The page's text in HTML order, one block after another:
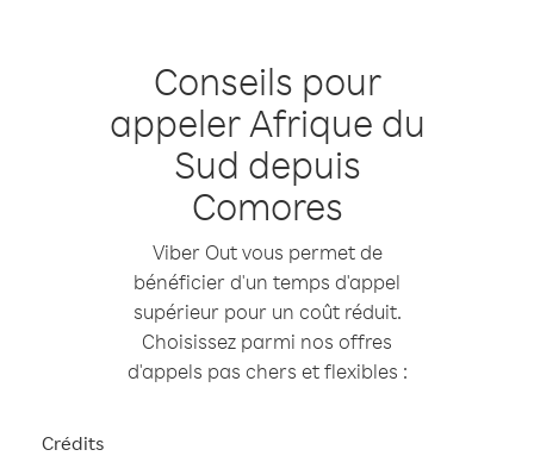
Conseils pour
appeler Afrique du
Sud depuis
Comores
Viber Out vous permet de
bénéficier d'un temps d'appel
supérieur pour un coût réduit.
Choisissez parmi nos offres
d'appels pas chers et flexibles :
Crédits